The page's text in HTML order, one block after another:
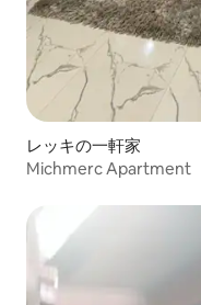
レッキの一軒家
Michmerc Apartment